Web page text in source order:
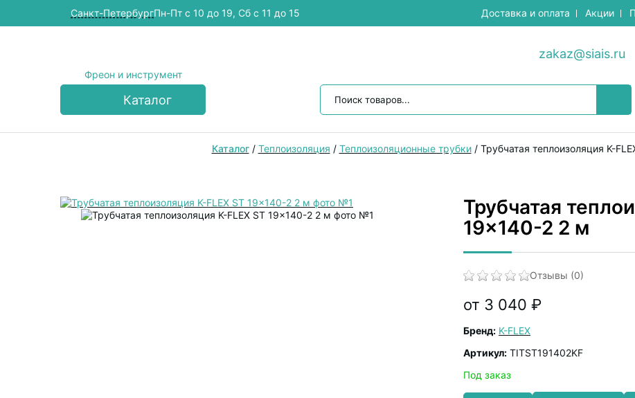
Cанкт-ПетербургПн-Пт с 10 до 19, Сб с 11 до 15 Доставка и оплата Акции
Фреон и инструмент
zakaz@siais.ru
Каталог
Каталог/ Теплоизоляция / Теплоизоляционные трубки/ Трубчатая теплоизоляция K-
Трубчатая
19x140-2 2 м
Отзывы (0)
от 3 040 ₽
Бренд: K-FLEX
Артикул: TITST191402KF
Под заказ